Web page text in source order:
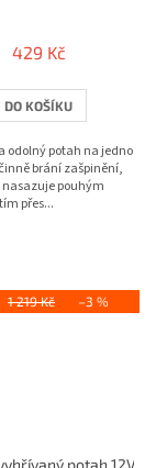
429 Kč
DO KOŠÍKU
odolný potah na jedno
brání zašpinění,
nasazuje pouhým
přes...
1 219 Kč –3 %